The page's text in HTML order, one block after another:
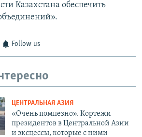
Казахстана обеспечить
Follow us
ЦЕНТРАЛЬНАЯ АЗИЯ
«Очень помпезно». Кортежи
президентов в Центральной Азии
и эксцессы, которые с ними